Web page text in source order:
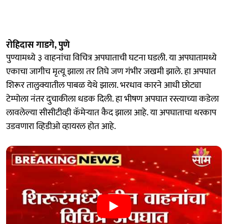
रोहिदास गाडगे, पुणे
पुण्यामध्ये ३ वाहनांचा विचित्र अपघाताची घटना घडली. या अपघातामध्ये
एकाचा जागीच मृत्यू झाला तर तिघे जण गंभीर जखमी झाले. हा अपघात
शिरूर तालुक्यातील पाबळ येथे झाला. भरधाव कारने आधी छोट्या
टेम्पोला नंतर दुचाकीला धडक दिली. हा भीषण अपघात रस्त्याच्या कडेला
लावलेल्या सीसीटीव्ही कॅमेऱ्यात कैद झाला आहे. या अपघाताचा थरकाप
उडवणारा व्हिडीओ व्हायरल होत आहे.